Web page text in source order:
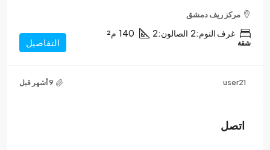
مركز ريف دمشق
غرف النوم:2 الصالون:2
140 م²
شقة التفاصيل
user21
اتصل